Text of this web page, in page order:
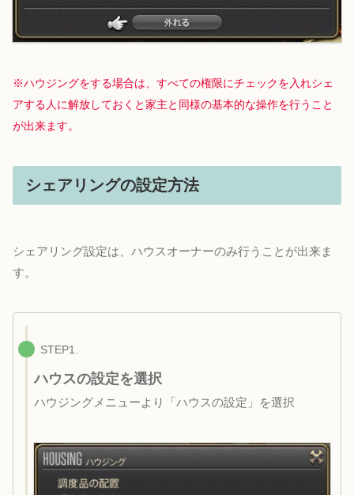
※ハウジングをする場合は、すべての権限にチェックを入れシェ
アする 人に解放しておくと家主と同様の基本的な操作を行うこと
が出来ます。
シェアリングの設定方法
シェアリング設定は、ハウスオーナーのみ行うことが出来ま
す。
STEP1.
ハウスの設定を選択
ハウジングメニューより「ハウスの設定」を選択